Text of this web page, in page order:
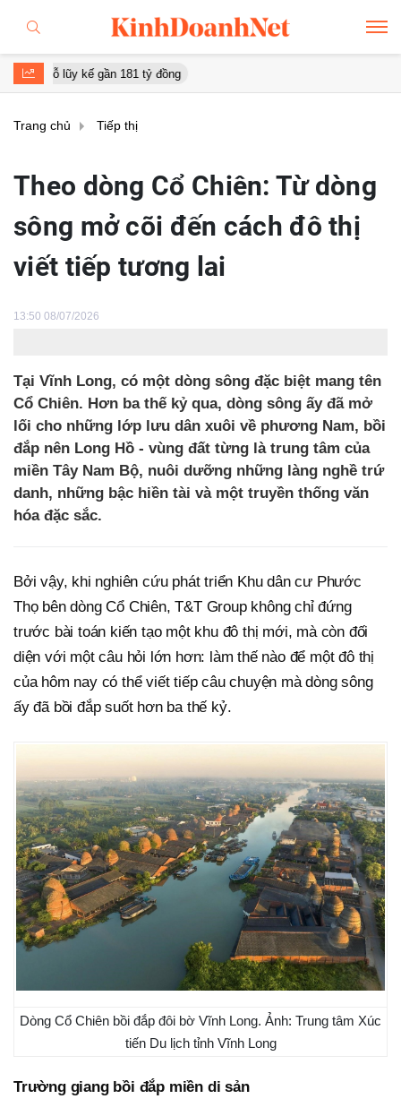
181 tỷ đồng
Trang chủ Tiếp thị
Theo dòng Cổ Chiên: Từ dòng
sông mở cõi đến cách đô thị
viết tiếp tương lai
13:50 08/07/2026
Tại Vĩnh Long, có một dòng sông đặc biệt mang tên
Cổ Chiên. Hơn ba thế kỷ qua, dòng sông ấy đã mở
lối cho những lớp lưu dân xuôi về phương Nam, bồi
đắp nên Long Hồ - vùng đất từng là trung tâm của
miền Tây Nam Bộ, nuôi dưỡng những làng nghề trứ
danh, những bậc hiền tài và một truyền thống văn
hóa đặc sắc.
Bởi vậy, khi nghiên cứu phát triển Khu dân cư Phước
Thọ bên dòng Cổ Chiên, T&T Group không chỉ đứng
trước bài toán kiến tạo một khu đô thị mới, mà còn đối
diện với một câu hỏi lớn hơn: làm thế nào để một đô thị
của hôm nay có thể viết tiếp câu chuyện mà dòng sông
ấy đã bồi đắp suốt hơn ba thế kỷ.
Dòng Cổ Chiên bồi đắp đôi bờ Vĩnh Long. Ảnh: Trung tâm Xúc
tiến Du lịch tỉnh Vĩnh Long
Trường giang bồi đắp miền di sản